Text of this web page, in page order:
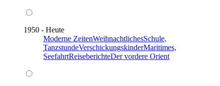
1950 - Heute
Moderne ZeitenWeihnachtlichesSchule,
TanzstundeVerschickungskinderMaritimes,
SeefahrtReiseberichteDer vordere Orient